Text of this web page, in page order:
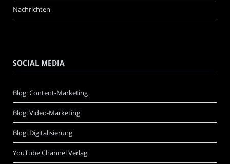
Nachrichten
SOCIAL MEDIA
Blog: Content-Marketing
Blog: Video-Marketing
Blog: Digitalisierung
YouTube Channel Verlag